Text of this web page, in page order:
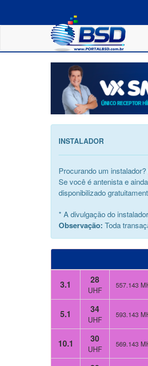
INSTALADOR
Procurando um instalador?
Se você é antenista e
disponibilizado
* A divulgação do
Observação: Toda
3.1 28
UHF
557.143
5.1 34
UHF
593.143
10.1 30
UHF
569.143